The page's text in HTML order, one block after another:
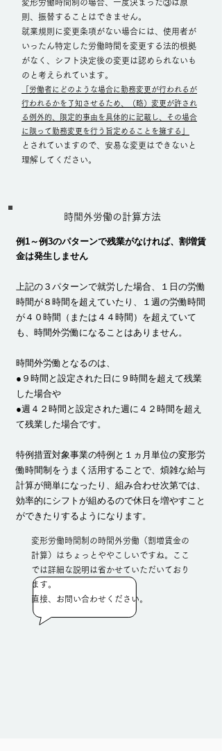
変形労働時間制の場合、一度決まった③は原
則、振替することはできません。
就業規則に変更条項がない場合には、使用者が
いったん特定した労働時間を変更する法的根拠
がなく、シフト決定後の変更は認められないも
のと考えられています。
「労働者にどのような場合に勤務変更が行われるが
行われるかを了知させるため、（略）変更が許され
る例外的、限定的事由を具体的に記載し、その場合
に限って勤務変更を行う旨定めることを擁する」
​とされていますので、安易な変更はできないと
理解してください。
時間外労働の計算方法
例1～例3のパターンで残業がなければ、割増賃
金は発生しません
上記の３パターンで就労した場合、１日の労働
時間が８時間を超えていたり、１週の労働時間
が４０時間（または４４時間）を超えていて
も、時間外労働になることはありません。
時間外労働となるのは、
●９時間と設定された日に９時間を超えて残業
した場合や
●週４２時間と設定された週に４２時間を超え
て残業した場合です。
特例措置対象事業の特例と１ヵ月単位の変形労
働時間制をうまく活用することで、煩雑な給与
計算が簡単になったり、組み合わせ次第では、
効率的にシフトが組めるので休日を増やすこと
ができたりするようになります。
変形労働時間制の時間外労働（割増賃金の
計算）はちょっとややこしいですね。ここ
では詳細な説明は省かせていただいており
ます。
​直接、お問い合わせください。